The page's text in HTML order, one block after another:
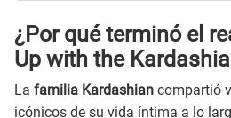
¿Por qué terminó el
Up with the
La familia Kardashian compartió
icónicos de su vida íntima a lo